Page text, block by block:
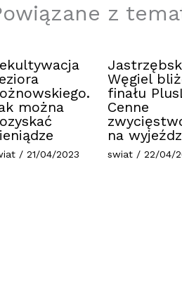
z
można
/21/04/2023
Węgiel
finału
Cenne
na
swiat /22/04/